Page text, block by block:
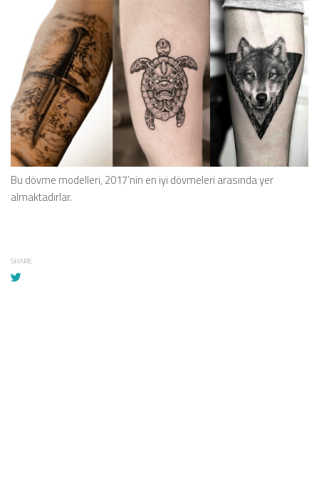
Bu dövme modelleri, 2017’nin en iyi dövmeleri arasında yer
almaktadırlar.
SHARE